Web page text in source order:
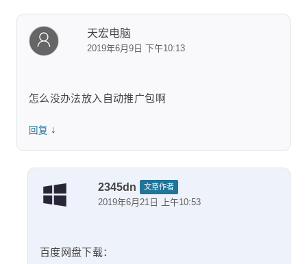
天宏电脑
2019年6月9日 下午10:13
怎么没办法放入自动推广包啊
回复 ↓
2345dn 文章作者
2019年6月21日 上午10:53
百度网盘下载：